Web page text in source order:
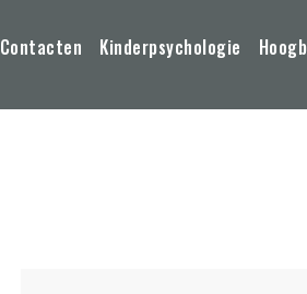
Contacten Kinderpsychologie